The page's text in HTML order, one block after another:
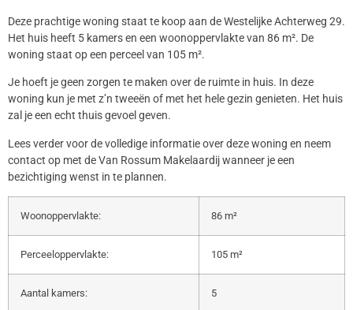
Deze prachtige woning staat te koop aan de Westelijke Achterweg 29.
Het huis heeft 5 kamers en een woonoppervlakte van 86 m². De
woning staat op een perceel van 105 m².
Je hoeft je geen zorgen te maken over de ruimte in huis. In deze
woning kun je met z’n tweeën of met het hele gezin genieten. Het huis
zal je een echt thuis gevoel geven.
Lees verder voor de volledige informatie over deze woning en neem
contact op met de Van Rossum Makelaardij wanneer je een
bezichtiging wenst in te plannen.
Woonoppervlakte: 86 m²
Perceeloppervlakte: 105 m²
Aantal kamers: 5